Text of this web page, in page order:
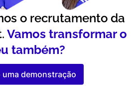
o recrutamento da
Vamos transformar o
também?
uma demonstração